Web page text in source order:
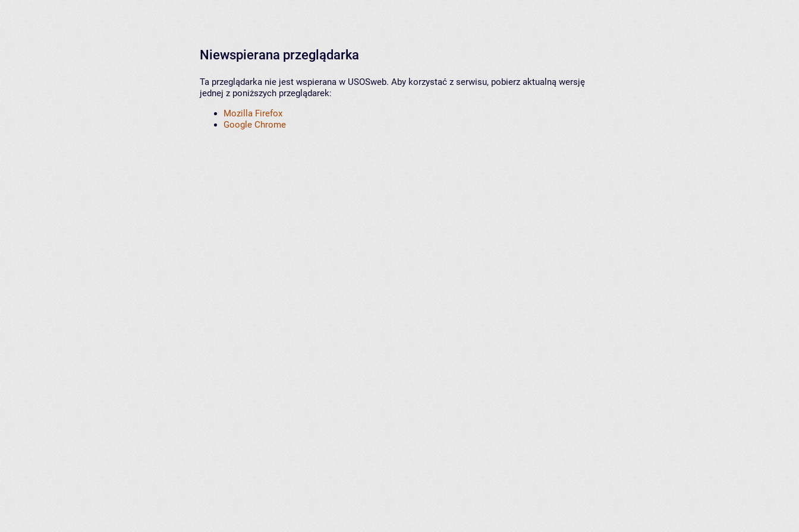
Niewspierana przeglądarka
Ta przeglądarka nie jest wspierana w USOSweb. Aby korzystać z serwisu, pobierz aktualną wersję
jednej z poniższych przeglądarek:
Mozilla Firefox
Google Chrome